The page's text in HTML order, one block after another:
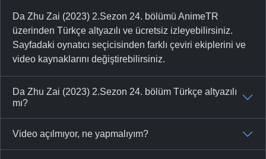
Da Zhu Zai (2023) 2.Sezon 24. bölümü AnimeTR
üzerinden Türkçe altyazılı ve ücretsiz izleyebilirsiniz.
Sayfadaki oynatıcı seçicisinden farklı çeviri ekiplerini ve
video kaynaklarını değiştirebilirsiniz.
Da Zhu Zai (2023) 2.Sezon 24. bölüm Türkçe altyazılı
mı?
Video açılmıyor, ne yapmalıyım?